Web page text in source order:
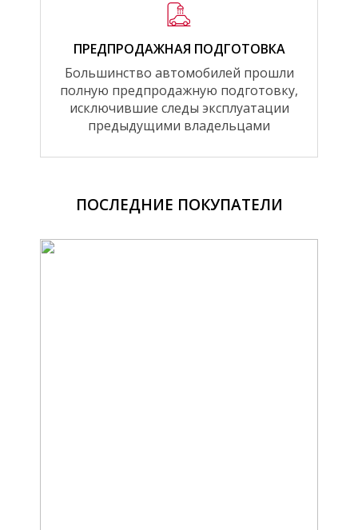
ПРЕДПРОДАЖНАЯ ПОДГОТОВКА
Большинство автомобилей прошли
полную предпродажную подготовку,
исключившие следы эксплуатации
предыдущими владельцами
ПОСЛЕДНИЕ ПОКУПАТЕЛИ